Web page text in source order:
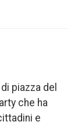
piazza del
che ha
e